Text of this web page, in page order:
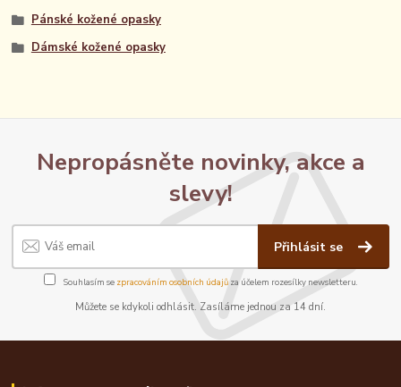
Pánské kožené opasky
Dámské kožené opasky
Nepropásněte novinky, akce a
slevy!
Přihlásit se
Souhlasím se zpracováním osobních údajůza účelem rozesílky newsletteru.
Můžete se kdykoli odhlásit. Zasíláme jednou za 14 dní.